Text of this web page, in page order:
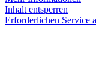
Inhalt entsperren
Erforderlichen Service